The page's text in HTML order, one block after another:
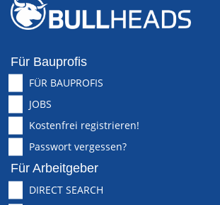
Für Bauprofis
FÜR BAUPROFIS
JOBS
Kostenfrei registrieren!
Passwort vergessen?
Für Arbeitgeber
DIRECT SEARCH